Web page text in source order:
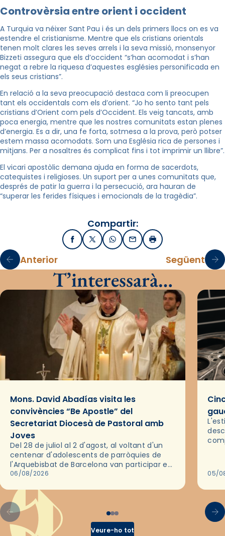
Controvèrsia entre orient i occident
A Turquia va néixer Sant Pau i és un dels primers llocs on es va
estendre el cristianisme. Mentre que els cristians orientals
tenen molt clares les seves arrels i la seva missió, monsenyor
Bizzeti assegura que els d’occident “s’han acomodat i s’han
negat a rebre la riquesa d’aquestes esglésies personificada en
els seus cristians”.
En relació a la seva preocupació destaca com li preocupen
tant els occidentals com els d’orient. “Jo ho sento tant pels
cristians d’Orient com pels d’Occident. Els veig tancats, amb
poca energia, mentre que les nostres comunitats estan plenes
d’energia. Es a dir, una fe forta, sotmesa a la prova, però potser
estem massa acomodats. Som una Església rica de persones i
mitjans. Per a nosaltres és complicat fins i tot imprimir un llibre”.
El vicari apostòlic demana ajuda en forma de sacerdots,
catequistes i religioses. Un suport per a unes comunitats que,
després de patir la guerra i la persecució, ara hauran de
“superar les ferides físiques i emocionals de la tragèdia”.
Compartir:
FacebookX / TwitterWhatsApp
EmailImprimir
Anterior Següent
T’interessarà…
Mons. David Abadías visita les
convivències “Be Apostle” del
Secretariat Diocesà de Pastoral amb
Joves
Del 28 de juliol al 2 d'agost, al voltant d'un
centenar d'adolescents de parròquies de
l'Arquebisbat de Barcelona van participar en
les convivències Be Apostle, organitzades
06/08/2026 05/
Veure-ho tot